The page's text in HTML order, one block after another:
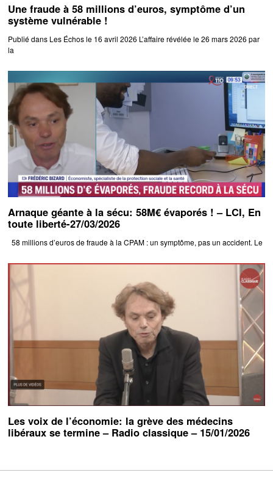
Une fraude à 58 millions d’euros, symptôme d’un
système vulnérable !
Publié dans Les Échos le 16 avril 2026 L’affaire révélée le 26 mars 2026 par
la
Arnaque géante à la sécu: 58M€ évaporés ! – LCI, En
toute liberté-27/03/2026
58 millions d’euros de fraude à la CPAM : un symptôme, pas un accident. Le
Les voix de l’économie: la grève des médecins
libéraux se termine – Radio classique – 15/01/2026